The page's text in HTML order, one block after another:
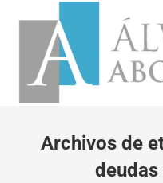
Archivos de